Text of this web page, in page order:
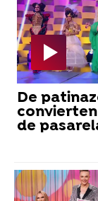
De
de